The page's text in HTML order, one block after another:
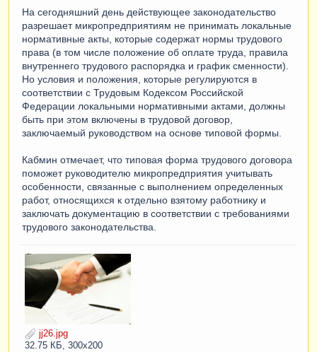
На сегодняшний день действующее законодательство
разрешает микропредприятиям не принимать локальные
нормативные акты, которые содержат нормы трудового
права (в том числе положение об оплате труда, правила
внутреннего трудового распорядка и график сменности).
Но условия и положения, которые регулируются в
соответствии с Трудовым Кодексом Российской
Федерации локальными нормативными актами, должны
быть при этом включены в трудовой договор,
заключаемый руководством на основе типовой формы.
Кабмин отмечает, что типовая форма трудового договора
поможет руководителю микропредприятия учитывать
особенности, связанные с выполнением определенных
работ, относящихся к отдельно взятому работнику и
заключать документацию в соответствии с требованиями
трудового законодательства.
jj26.jpg
32.75 КБ, 300x200